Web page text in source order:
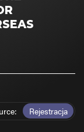
Rejestracja